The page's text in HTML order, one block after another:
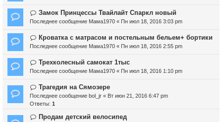
Замок Принцессы Твайлайт Спаркл новый
Последнее сообщение Мама1970 « Пн июл 18, 2016 3:03 pm
Кроватка с матрасом и постельным бельем+ бортики
Последнее сообщение Мама1970 « Пн июл 18, 2016 2:55 pm
Трехколесный самокат 1тыс
Последнее сообщение Мама1970 « Пн июл 18, 2016 1:10 pm
Трагедия на Сямозере
Последнее сообщение bol_jr « Вт июн 21, 2016 6:47 pm
Ответы: 1
Продам детский велосипед